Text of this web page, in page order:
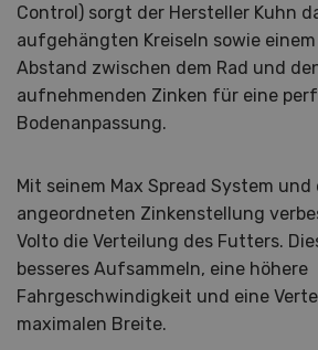
Control) sorgt der Hersteller Kuhn
aufgehängten Kreiseln sowie
Abstand zwischen dem Rad und
aufnehmenden Zinken für eine
Bodenanpassung.
Mit seinem Max Spread System
angeordneten Zinkenstellung
Volto die Verteilung des Futters.
besseres Aufsammeln, eine höhere
Fahrgeschwindigkeit und eine
maximalen Breite.